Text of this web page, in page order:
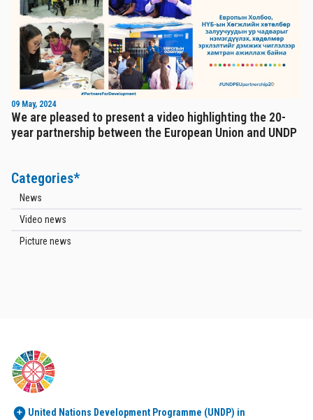
Categories*
News
Video news
Picture news
09 May, 2024
We are pleased to present a video highlighting the 20-
year partnership between the European Union and UNDP
United Nations Development Programme (UNDP) in